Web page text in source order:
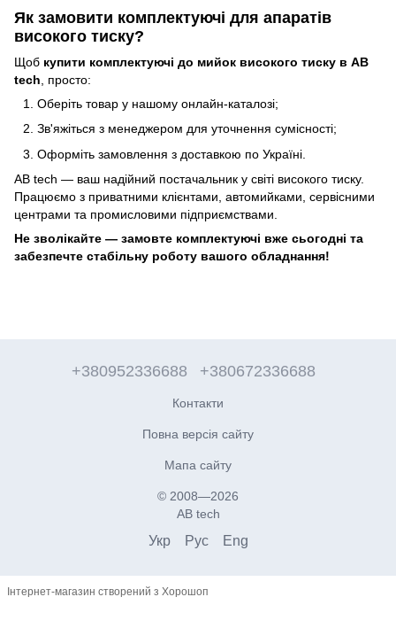
Як замовити комплектуючі для апаратів
високого тиску?
Щоб купити комплектуючі до мийок високого тиску в AB
tech , просто:
Оберіть товар у нашому онлайн-каталозі;
Зв'яжіться з менеджером для уточнення сумісності;
Оформіть замовлення з доставкою по Україні.
AB tech — ваш надійний постачальник у світі високого тиску.
Працюємо з приватними клієнтами, автомийками, сервісними
центрами та промисловими підприємствами.
Не зволікайте — замовте комплектуючі вже сьогодні та
забезпечте стабільну роботу вашого обладнання!
+380952336688 +380672336688
Контакти
Повна версія сайту
Мапа сайту
© 2008—2026
AB tech
Укр Рус Eng
Інтернет-магазин створений з Хорошоп